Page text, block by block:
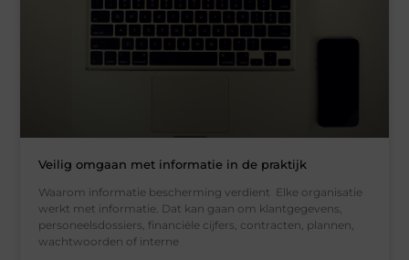
Veilig omgaan met informatie in de praktijk
Waarom informatie bescherming verdient Elke organisatie
werkt met informatie. Dat kan gaan om klantgegevens,
personeelsdossiers, financiële cijfers, contracten, plannen,
wachtwoorden of interne